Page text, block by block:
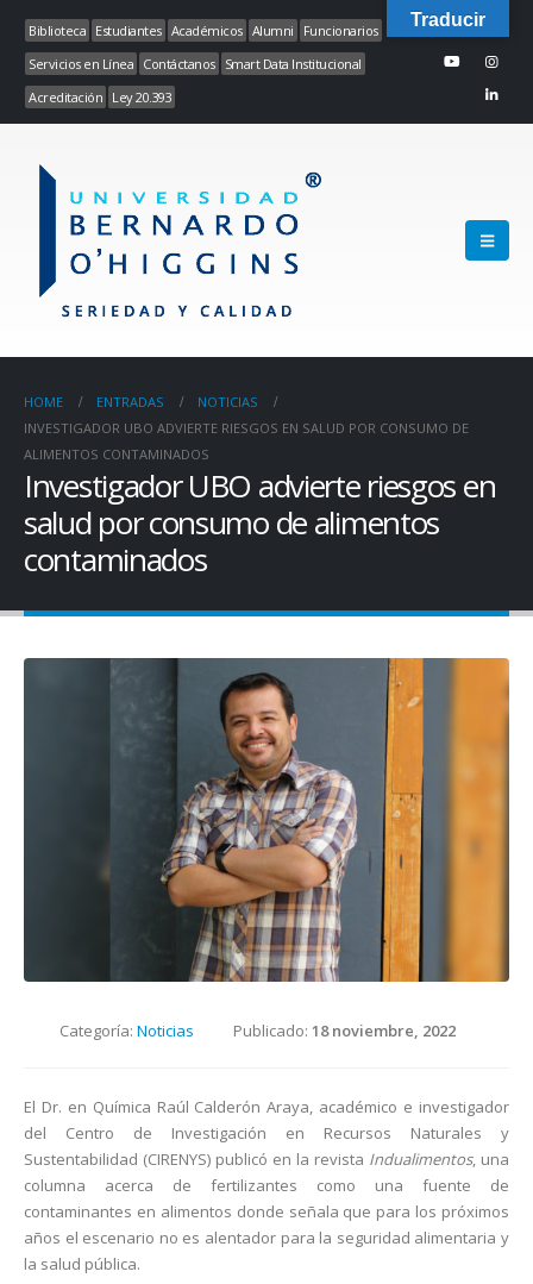
Biblioteca Estudiantes Académicos Alumni
Funcionarios
Servicios en Línea Contáctanos
Smart Data Institucional
Acreditación Ley 20.393
HOME ENTRADAS
NOTICIAS
INVESTIGADOR UBO ADVIERTE RIESGOS EN SALUD POR CONSUMO DE
ALIMENTOS CONTAMINADOS
Investigador UBO advierte riesgos en
salud por consumo de alimentos
contaminados
Categoría: Noticias Publicado: 18 noviembre, 2022
El Dr. en Química Raúl Calderón Araya, académico e investigador
del Centro de Investigación en Recursos Naturales y
Sustentabilidad (CIRENYS) publicó en la revista Indualimentos, una
columna acerca de fertilizantes como una fuente de
contaminantes en alimentos donde señala que para los próximos
años el escenario no es alentador para la seguridad alimentaria y
la salud pública.
Traducir